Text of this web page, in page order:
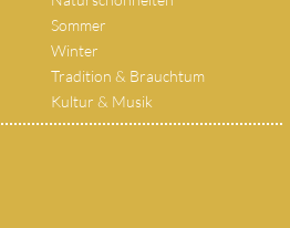
Sommer
Winter
Tradition & Brauchtum
Kultur & Musik